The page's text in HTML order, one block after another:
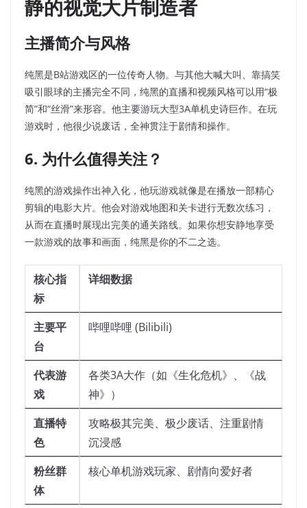
静的视觉大片制造者
主播简介与风格
纯黑是B站游戏区的一位传奇人物。与其他大喊大叫、靠搞笑
吸引眼球的主播完全不同，纯黑的直播和视频风格可以用“极
简”和“丝滑”来形容。他主要游玩大型3A单机史诗巨作。在玩
游戏时，他很少说废话，全神贯注于剧情和操作。
6. 为什么值得关注？
纯黑的游戏操作出神入化，他玩游戏就像是在播放一部精心
剪辑的电影大片。他会对游戏地图和关卡进行无数次练习，
从而在直播时展现出完美的通关路线。如果你想安静地享受
一款游戏的故事和画面，纯黑是你的不二之选。
核心指
标
详细数据
主要平
台
哔哩哔哩 (Bilibili)
代表游
戏
各类3A大作（如《生化危机》、《战
神》）
直播特
色
攻略极其完美、极少废话、注重剧情
沉浸感
粉丝群
体
核心单机游戏玩家、剧情向爱好者